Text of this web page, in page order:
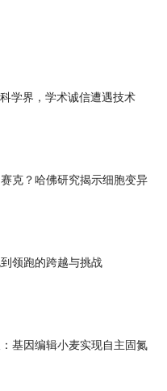
学界，学术诚信遭遇技术
克？哈佛研究揭示细胞变异
领跑的跨越与挑战
基因编辑小麦实现自主固氮